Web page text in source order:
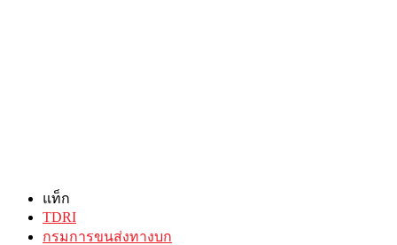
แท็ก
TDRI
กรมการขนส่งทางบก